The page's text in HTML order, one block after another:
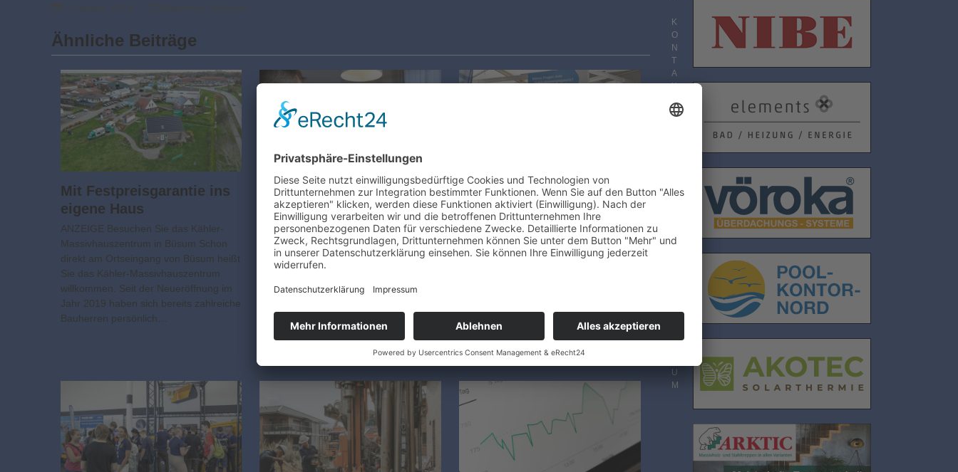
Ähnliche Beiträge
Mit Festpreisgarantie ins
eigene Haus
ANZEIGE Besuchen Sie das Kähler-
Massivhauszentrum in Büsum Schon
direkt am Ortseingang von Büsum heißt
Sie das Kähler-Massivhauszentrum
willkommen. Seit der Neueröffnung im
Jahr 2019 haben sich bereits zahlreiche
Bauherren persönlich…
So wissen Bauherren, was
sie bekommen und was es
kostet
ANZEIGE Baubeschreibung und
Am Anfang jedes Eigenheims steht die
Baubeschreibung. Mit ihr lassen sich
Angebote von Baufirmen vergleichen.
Sie zeigt, welche Leistungen im Preis
Wissens­wertes für
Baufamilien
Beratungsstand „Ihr Zuhause zukunfts­
für Baufamilien an Messestand 7121 in
Halle 7. Rund drei…
K
O
N
T
A
K
S
T
U
M